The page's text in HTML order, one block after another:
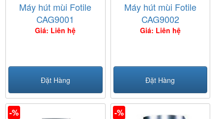
Máy hút mùi Fotile
CAG9001
Giá: Liên hệ
Đặt Hàng
Máy hút mùi Fotile
CAG9002
Giá: Liên hệ
Đặt Hàng
-% -%